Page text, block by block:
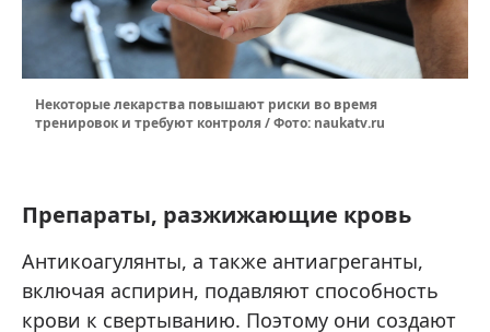
Некоторые лекарства повышают риски во время
тренировок и требуют контроля / Фото: naukatv.ru
Препараты, разжижающие кровь
Антикоагулянты, а также антиагреганты,
включая аспирин, подавляют способность
крови к свертыванию. Поэтому они создают